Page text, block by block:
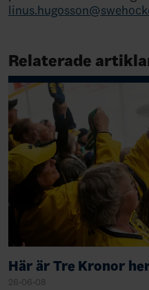
Relaterade
Här är Tre Kronor
26-06-08